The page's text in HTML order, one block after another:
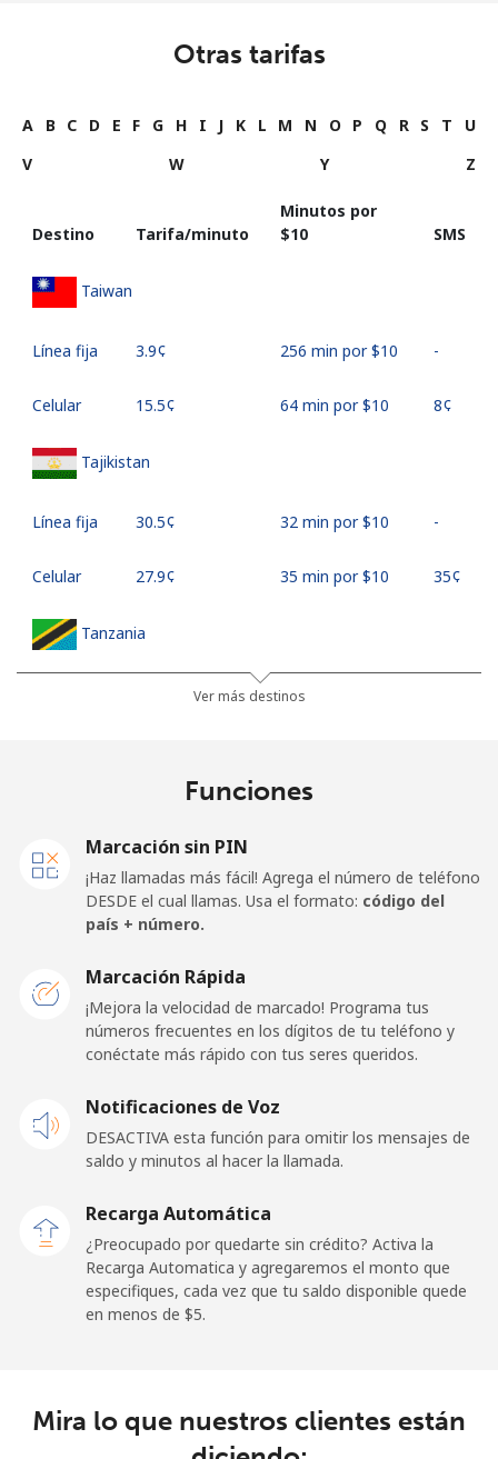
Otras tarifas
A B C D E F G H I J K L M N O P Q R S T
U
V
W Y Z
Destino Tarifa/minuto
Minutos por
⁦$10⁩
SMS
Taiwan
Línea fija ⁦3.9¢⁩ 256 min por ⁦$10⁩ -
Celular ⁦15.5¢⁩ 64 min por ⁦$10⁩ ⁦8¢⁩
Tajikistan
Línea fija ⁦30.5¢⁩ 32 min por ⁦$10⁩ -
Celular ⁦27.9¢⁩ 35 min por ⁦$10⁩ ⁦35¢⁩
Tanzania
27 min por ⁦$10⁩
Línea fija
⁦3.9¢⁩
Togo
Línea fija ⁦42.5¢⁩ 23 min por ⁦$10⁩ -
Tokelau
country
⁦217.5¢⁩
Tonga
Ver más destinos
Funciones
Marcación sin PIN
¡Haz llamadas más fácil! Agrega el número de teléfono
DESDE el cual llamas. Usa el formato: código del
país + número.
Marcación Rápida
¡Mejora la velocidad de marcado! Programa tus
números frecuentes en los dígitos de tu teléfono y
conéctate más rápido con tus seres queridos.
Notificaciones de Voz
DESACTIVA esta función para omitir los mensajes de
saldo y minutos al hacer la llamada.
Recarga Automática
¿Preocupado por quedarte sin crédito? Activa la
Recarga Automatica y agregaremos el monto que
especifiques, cada vez que tu saldo disponible quede
en menos de ⁦$5⁩.
Mira lo que nuestros clientes están